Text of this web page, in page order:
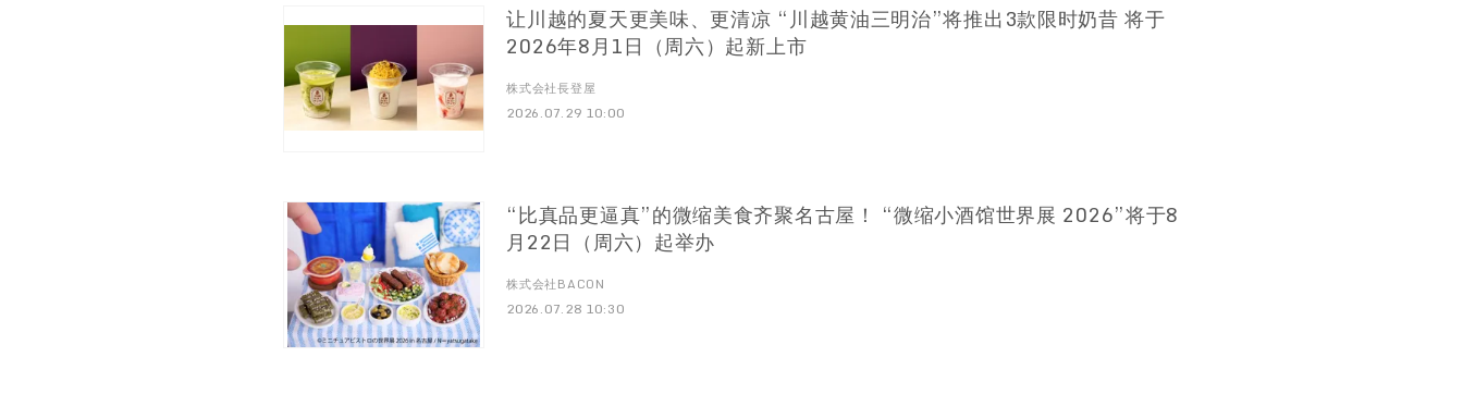
让川越的夏天更美味、更清凉 “川越黄油三明治”将推出3款限时奶昔 将于
2026年8月1日（周六）起新上市
株式会社長登屋
2026.07.29 10:00
“比真品更逼真”的微缩美食齐聚名古屋！ “微缩小酒馆世界展 2026”将于8
月22日（周六）起举办
株式会社BACON
2026.07.28 10:30